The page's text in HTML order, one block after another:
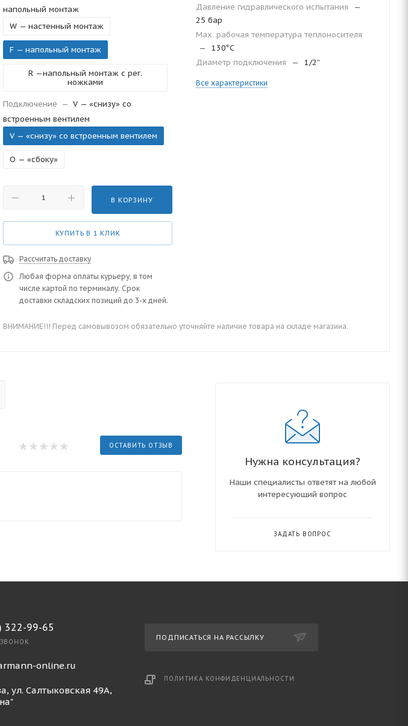
напольный монтаж
W — настенный монтаж
F — напольный монтаж
R —напольный монтаж с рег.
ножками
Подключение — V — «снизу» со
встроенным вентилем
V — «снизу» со встроенным вентилем
O — «сбоку»
В КОРЗИНУ
КУПИТЬ В 1 КЛИК
Рассчитать доставку
Любая форма оплаты курьеру, в том
числе картой по терминалу. Срок
доставки складских позиций до 3-х дней.
Давление гидравлического испытания
—
25 бар
Мax. рабочая температура теплоносителя
—
130°С
Диаметр подключения
— 1/2”
Все характеристики
ВНИМАНИЕ!!! Перед самовывозом обязательно уточняйте наличие товара на складе магазина.
ОСТАВИТЬ ОТЗЫВ
Нужна консультация?
Наши специалисты ответят на любой
интересующий вопрос
ЗАДАТЬ ВОПРОС
322-99-65
ЗВОНОК
online.ru
ул. Салтыковская 49А,
ПОДПИСАТЬСЯ НА РАССЫЛКУ
ПОЛИТИКА КОНФИДЕНЦИАЛЬНОСТИ